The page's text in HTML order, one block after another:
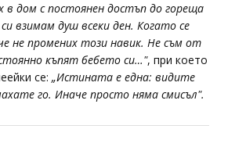
в дом с постоянен достъп до гореща
взимам душ всеки ден. Когато се
не промених този навик. Не съм от
къпят бебето си…", при което
се: „Истината е една: видите
го. Иначе просто няма смисъл".